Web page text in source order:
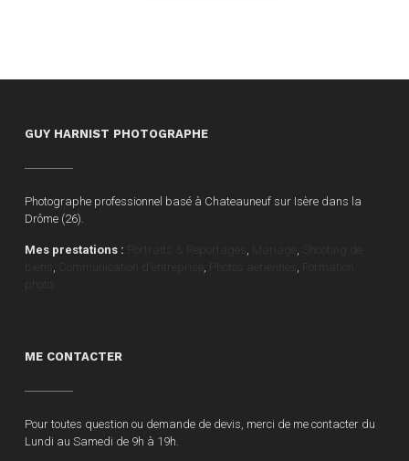
GUY HARNIST PHOTOGRAPHE
Photographe professionnel basé à Chateauneuf sur Isère dans la
Drôme (26).
Mes prestations : , ,
, , ,
ME CONTACTER
Pour toutes question ou demande de devis, merci de me contacter du
Lundi au Samedi de 9h à 19h.